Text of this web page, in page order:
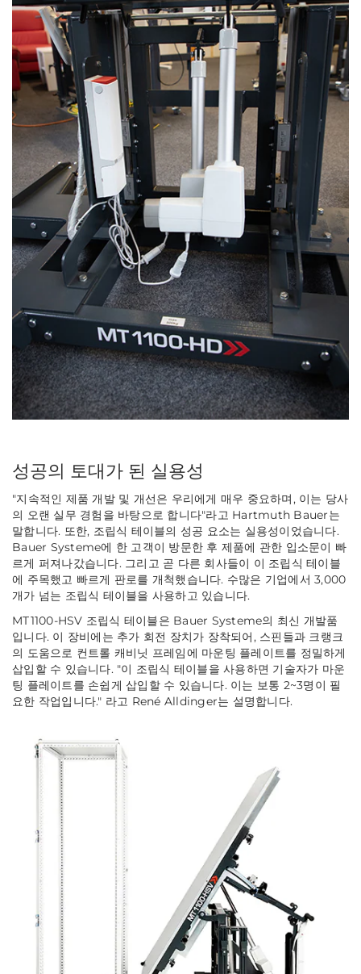
성공의 토대가 된 실용성
"지속적인 제품 개발 및 개선은 우리에게 매우 중요하며, 이는 당사
의 오랜 실무 경험을 바탕으로 합니다"라고 Hartmuth Bauer는
말합니다. 또한, 조립식 테이블의 성공 요소는 실용성이었습니다.
Bauer Systeme에 한 고객이 방문한 후 제품에 관한 입소문이 빠
르게 퍼져나갔습니다. 그리고 곧 다른 회사들이 이 조립식 테이블
에 주목했고 빠르게 판로를 개척했습니다. 수많은 기업에서 3,000
개가 넘는 조립식 테이블을 사용하고 있습니다.
MT1100-HSV 조립식 테이블은 Bauer Systeme의 최신 개발품
입니다. 이 장비에는 추가 회전 장치가 장착되어, 스핀들과 크랭크
의 도움으로 컨트롤 캐비닛 프레임에 마운팅 플레이트를 정밀하게
삽입할 수 있습니다. "이 조립식 테이블을 사용하면 기술자가 마운
팅 플레이트를 손쉽게 삽입할 수 있습니다. 이는 보통 2~3명이 필
요한 작업입니다." 라고 René Alldinger는 설명합니다.